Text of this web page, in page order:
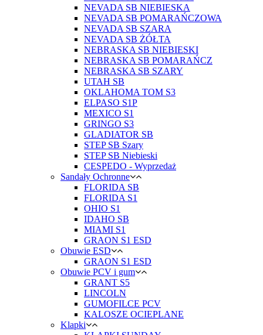
NEVADA SB NIEBIESKA
NEVADA SB POMARAŃCZOWA
NEVADA SB SZARA
NEVADA SB ŻÓŁTA
NEBRASKA SB NIEBIESKI
NEBRASKA SB POMARAŃCZ
NEBRASKA SB SZARY
UTAH SB
OKLAHOMA TOM S3
ELPASO S1P
MEXICO S1
GRINGO S3
GLADIATOR SB
STEP SB Szary
STEP SB Niebieski
CESPEDO - Wyprzedaż
Sandały Ochronne
FLORIDA SB
FLORIDA S1
OHIO S1
IDAHO SB
MIAMI S1
GRAON S1 ESD
Obuwie ESD
GRAON S1 ESD
Obuwie PCV i gum
GRANT S5
LINCOLN
GUMOFILCE PCV
KALOSZE OCIEPLANE
Klapki